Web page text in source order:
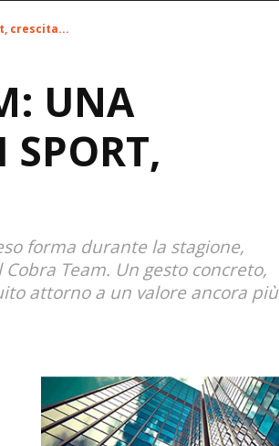
crescita...
UNA
SPORT,
forma durante la stagione,
Team. Un gesto concreto,
attorno a un valore ancora più